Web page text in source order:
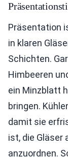
Präsentation
in klaren
Schichten.
Himbeeren
ein Minzblatt
bringen.
damit sie
ist, die Gläser
anzuordnen.